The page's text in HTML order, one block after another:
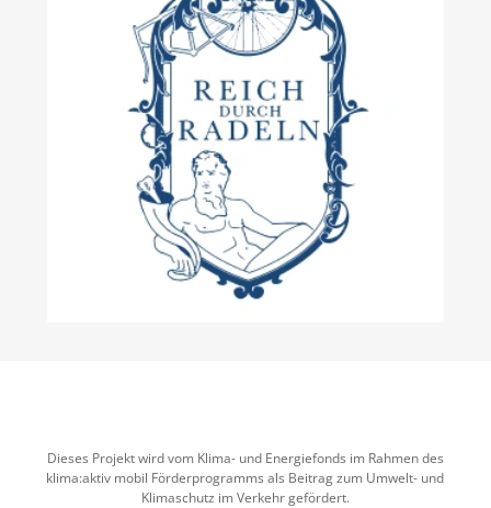
Dieses Projekt wird vom Klima- und Energiefonds im Rahmen des
klima:aktiv mobil Förderprogramms als Beitrag zum Umwelt- und
Klimaschutz im Verkehr gefördert.